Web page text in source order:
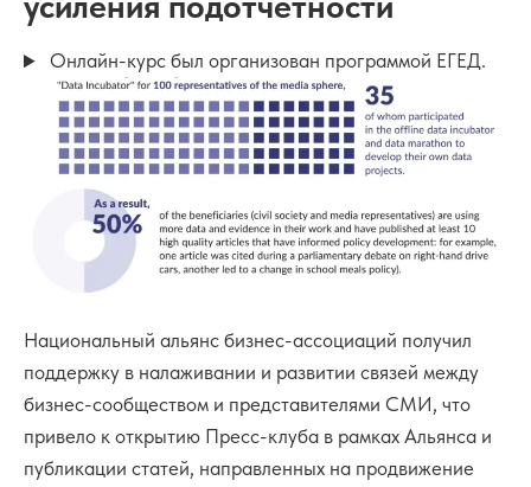
Онлайн-курс был организован программой ЕГЕД.
Национальный альянс бизнес-ассоциаций получил
поддержку в налаживании и развитии связей между
бизнес-сообществом и представителями СМИ, что
привело к открытию Пресс-клуба в рамках Альянса и
публикации статей, направленных на продвижение